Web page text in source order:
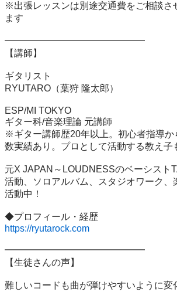
※出張レッスンは別途交通費をご相談さ
ます
━━━━━━━━━━━━━━━
【講師】
ギタリスト
RYUTARO（葉狩 隆太郎）
ESP/MI TOKYO
ギター科/音楽理論 元講師
※ギター講師歴20年以上。初心者指導か
数実績あり。プロとして活動する教え子
元X JAPAN～LOUDNESSのベーシスト
活動、ソロアルバム、スタジオワーク、
活動中！
https://ryutarock.com
━━━━━━━━━━━━━━━
【生徒さんの声】
難しいコードも曲が弾けやすいように変